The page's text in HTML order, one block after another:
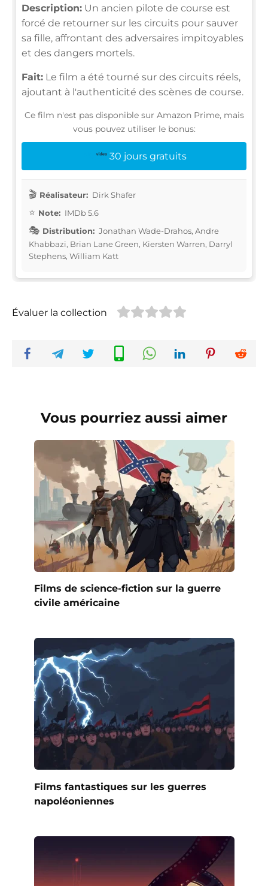
Description: Un ancien pilote de course est
forcé de retourner sur les circuits pour sauver
sa fille, affrontant des adversaires impitoyables
et des dangers mortels.
Fait: Le film a été tourné sur des circuits réels,
ajoutant à l'authenticité des scènes de course.
Ce film n'est pas disponible sur Amazon Prime, mais
vous pouvez utiliser le bonus:
30 jours gratuits
Réalisateur: Dirk Shafer
Note: IMDb 5.6
Distribution: Jonathan Wade-Drahos, Andre
Khabbazi, Brian Lane Green, Kiersten Warren, Darryl
Stephens, William Katt
Évaluer la collection
Vous pourriez aussi aimer
Films de science-fiction sur la guerre
civile américaine
Films fantastiques sur les guerres
napoléoniennes